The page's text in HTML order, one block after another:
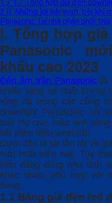
1.7 1.7 Tổng hợp giá đèn
2 II. Những lợi ích vượt trội khi
Panasonic tại nhà phân phối
I. Tổng hợp
Panasonic
khấu cao 2023
Đèn âm trần Panasonic là
chiếu sáng có chất lượng
rộng rãi trong các công
downlight Panasonic nổi
tuổi thọ cao, màu ánh
tiết kiệm điện vượt trội.
Dưới đây là tất tần tật về
mới nhất hiện nay. Tùy
kiểu dáng cũng như tính
khác nhau, phù hợp với
hàng.
1.1 Bảng giá đèn led